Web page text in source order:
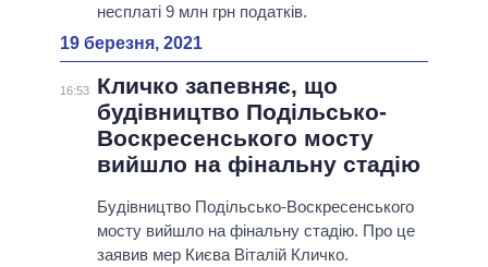
несплаті 9 млн грн податків.
19 березня, 2021
16:53
Кличко запевняє, що
будівництво Подільсько-
Воскресенського мосту
вийшло на фінальну стадію
Будівництво Подільсько-Воскресенського
мосту вийшло на фінальну стадію. Про це
заявив мер Києва Віталій Кличко.